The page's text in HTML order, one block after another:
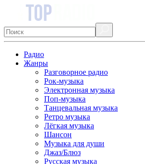
Радио
Жанры
Разговорное радио
Рок-музыка
Электронная музыка
Поп-музыка
Танцевальная музыка
Ретро музыка
Лёгкая музыка
Шансон
Музыка для души
Джаз/Блюз
Русская музыка